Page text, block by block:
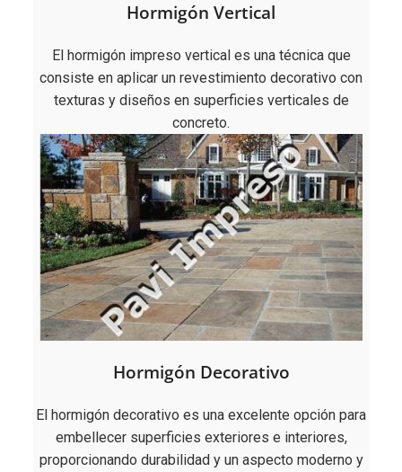
Hormigón Vertical
El hormigón impreso vertical es una técnica que
consiste en aplicar un revestimiento decorativo con
texturas y diseños en superficies verticales de
concreto.
Hormigón Decorativo
El hormigón decorativo es una excelente opción para
embellecer superficies exteriores e interiores,
proporcionando durabilidad y un aspecto moderno y